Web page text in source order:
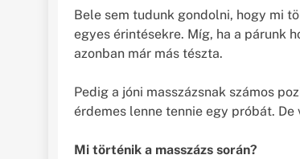
Bele sem tudunk gondolni, hogy mi
egyes érintésekre. Míg, ha a párunk
azonban már más tészta.
Pedig a jóni masszázsnak számos
érdemes lenne tennie egy próbát.
Mi történik a masszázs során?